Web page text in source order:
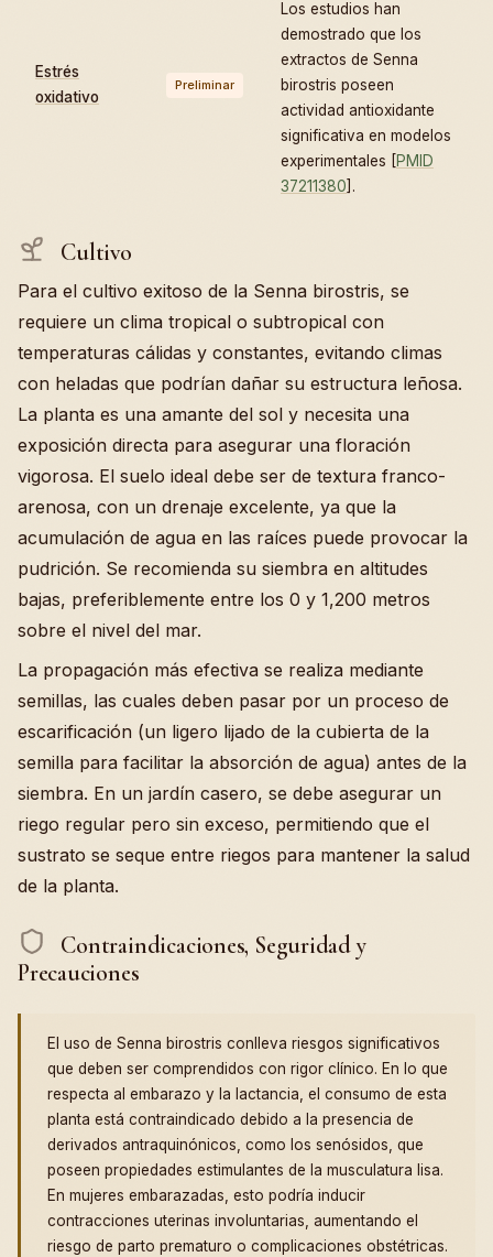
Estrés
oxidativo
Preliminar
Los estudios han
demostrado que los
extractos de Senna
birostris poseen
actividad antioxidante
significativa en modelos
experimentales [PMID
37211380].
Cultivo
Para el cultivo exitoso de la Senna birostris, se
requiere un clima tropical o subtropical con
temperaturas cálidas y constantes, evitando climas
con heladas que podrían dañar su estructura leñosa.
La planta es una amante del sol y necesita una
exposición directa para asegurar una floración
vigorosa. El suelo ideal debe ser de textura franco-
arenosa, con un drenaje excelente, ya que la
acumulación de agua en las raíces puede provocar la
pudrición. Se recomienda su siembra en altitudes
bajas, preferiblemente entre los 0 y 1,200 metros
sobre el nivel del mar.
La propagación más efectiva se realiza mediante
semillas, las cuales deben pasar por un proceso de
escarificación (un ligero lijado de la cubierta de la
semilla para facilitar la absorción de agua) antes de la
siembra. En un jardín casero, se debe asegurar un
riego regular pero sin exceso, permitiendo que el
sustrato se seque entre riegos para mantener la salud
de la planta.
Contraindicaciones, Seguridad y
Precauciones
El uso de Senna birostris conlleva riesgos significativos
que deben ser comprendidos con rigor clínico. En lo que
respecta al embarazo y la lactancia, el consumo de esta
planta está contraindicado debido a la presencia de
derivados antraquinónicos, como los senósidos, que
poseen propiedades estimulantes de la musculatura lisa.
En mujeres embarazadas, esto podría inducir
contracciones uterinas involuntarias, aumentando el
riesgo de parto prematuro o complicaciones obstétricas.